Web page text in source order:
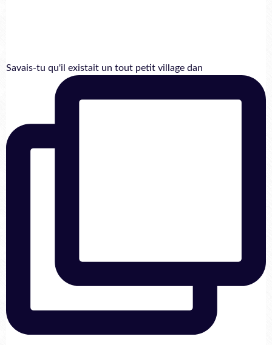
Savais-tu qu'il existait un tout petit village dan